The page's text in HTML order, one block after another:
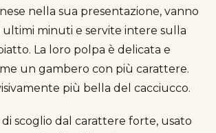
nella sua presentazione, vanno
minuti e servite intere sulla
La loro polpa è delicata e
un gambero con più carattere.
più bella del cacciucco.
di scoglio dal carattere forte, usato